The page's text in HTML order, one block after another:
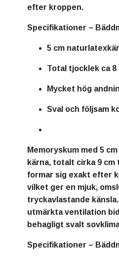
efter kroppen.
Specifikationer –
5 cm
Total tjocklek ca 8
Mycket hög
Sval och följsam
Memoryskum med 5
kärna, totalt cirka 9 cm
formar sig exakt efter
vilket ger en mjuk,
tryckavlastande
utmärkta ventilation
behagligt svalt
Specifikationer –